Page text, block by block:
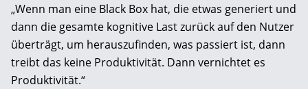
„Wenn man eine Black Box hat, die etwas generiert und
dann die gesamte kognitive Last zurück auf den Nutzer
überträgt, um herauszufinden, was passiert ist, dann
treibt das keine Produktivität. Dann vernichtet es
Produktivität.“